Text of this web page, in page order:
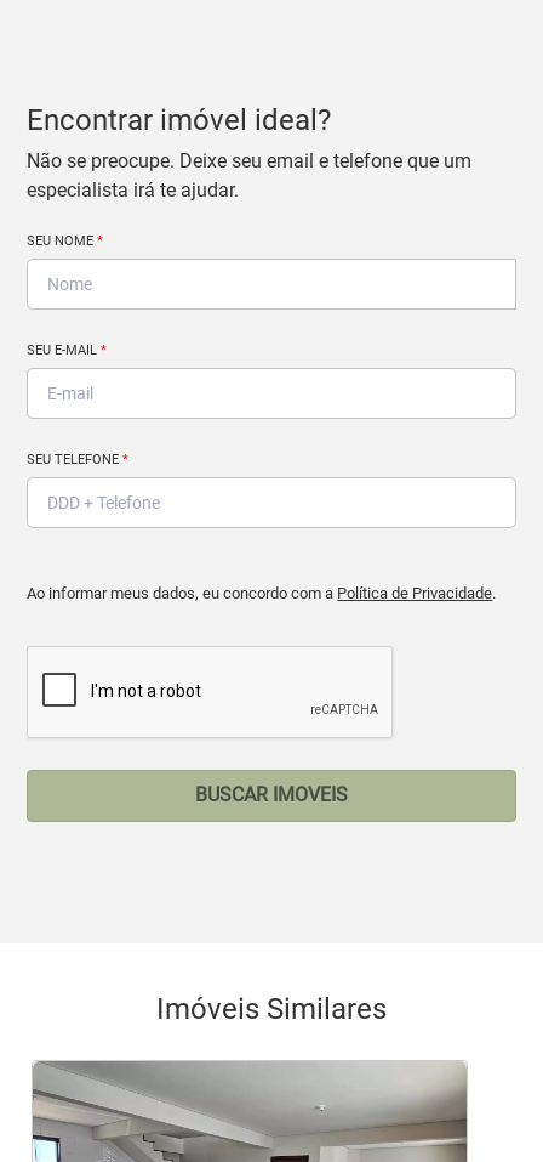
Encontrar imóvel ideal?
Não se preocupe. Deixe seu email e telefone que um
especialista irá te ajudar.
SEU NOME*
SEU E-MAIL*
SEU TELEFONE*
Ao informar meus dados, eu concordo com a Política de Privacidade.
BUSCAR IMOVEIS
Imóveis Similares